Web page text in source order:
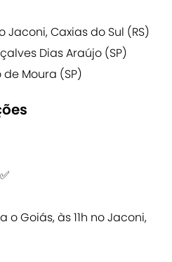
Jaconi, Caxias do Sul (RS)
Dias Araújo (SP)
Moura (SP)
Goiás, às 11h no Jaconi,